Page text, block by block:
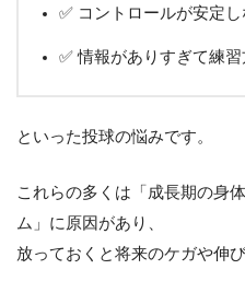
✅ コントロールが安定し
✅ 情報がありすぎて練
といった投球の悩みです。
これらの多くは「成長期の身
ム」に原因があり、
放っておくと将来のケガや伸